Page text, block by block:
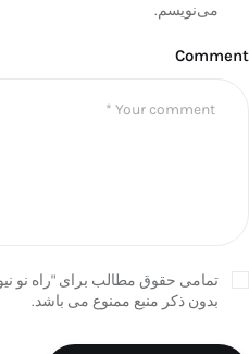
می‌نویسم.
Comment
تمامی حقوق مطالب برای "راه نو
بدون ذکر منبع ممنوع می باشد.